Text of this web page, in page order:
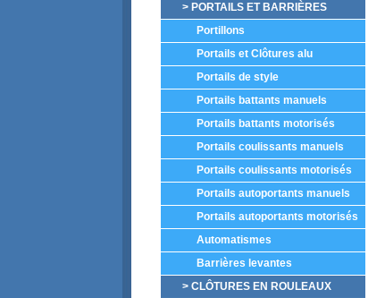
> PORTAILS ET BARRIÈRES
Portillons
Portails et Clôtures alu
Portails de style
Portails battants manuels
Portails battants motorisés
Portails coulissants manuels
Portails coulissants motorisés
Portails autoportants manuels
Portails autoportants motorisés
Automatismes
Barrières levantes
> CLÔTURES EN ROULEAUX